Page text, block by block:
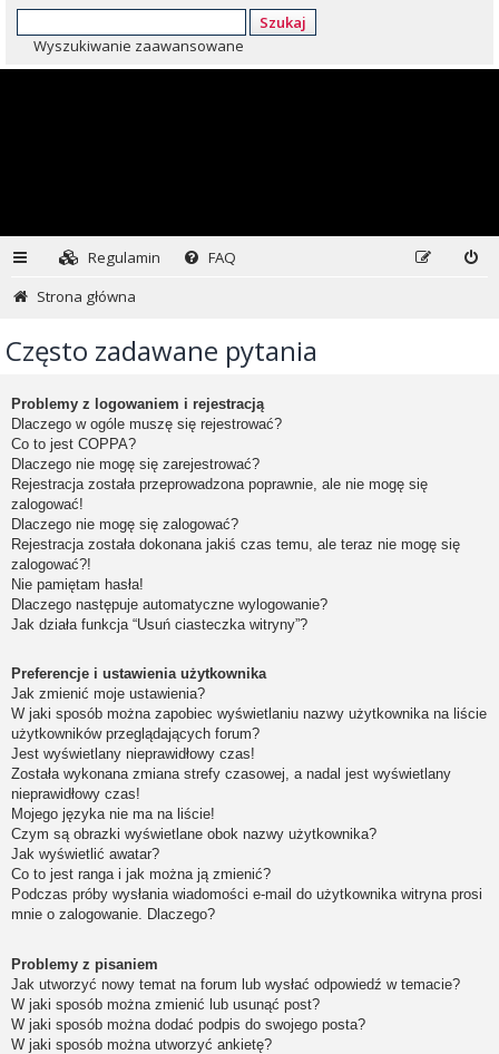
Szukaj
Wyszukiwanie zaawansowane
Regulamin
FAQ
Strona główna
Często zadawane pytania
Problemy z logowaniem i rejestracją
Dlaczego w ogóle muszę się rejestrować?
Co to jest COPPA?
Dlaczego nie mogę się zarejestrować?
Rejestracja została przeprowadzona poprawnie, ale nie mogę się
zalogować!
Dlaczego nie mogę się zalogować?
Rejestracja została dokonana jakiś czas temu, ale teraz nie mogę się
zalogować?!
Nie pamiętam hasła!
Dlaczego następuje automatyczne wylogowanie?
Jak działa funkcja “Usuń ciasteczka witryny”?
Preferencje i ustawienia użytkownika
Jak zmienić moje ustawienia?
W jaki sposób można zapobiec wyświetlaniu nazwy użytkownika na liście
użytkowników przeglądających forum?
Jest wyświetlany nieprawidłowy czas!
Została wykonana zmiana strefy czasowej, a nadal jest wyświetlany
nieprawidłowy czas!
Mojego języka nie ma na liście!
Czym są obrazki wyświetlane obok nazwy użytkownika?
Jak wyświetlić awatar?
Co to jest ranga i jak można ją zmienić?
Podczas próby wysłania wiadomości e-mail do użytkownika witryna prosi
mnie o zalogowanie. Dlaczego?
Problemy z pisaniem
Jak utworzyć nowy temat na forum lub wysłać odpowiedź w temacie?
W jaki sposób można zmienić lub usunąć post?
W jaki sposób można dodać podpis do swojego posta?
W jaki sposób można utworzyć ankietę?